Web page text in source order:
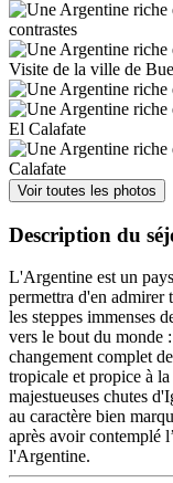
Voir toutes les photos
Description du
L'Argentine est un
permettra d'en admirer
les steppes immenses
vers le bout du monde
changement complet
tropicale et propice à
majestueuses chutes
au caractère bien
après avoir contemplé
l'Argentine.